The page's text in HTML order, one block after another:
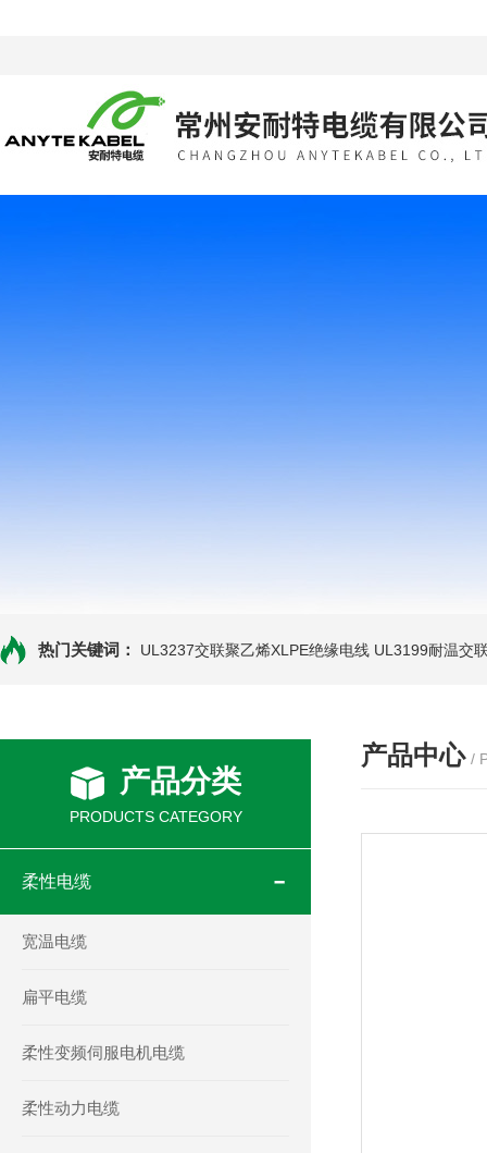
热门关键词： UL3237交联聚乙烯XLPE绝缘电线 UL3199耐温交
产品分类
PRODUCTS CATEGORY
柔性电缆
宽温电缆
扁平电缆
柔性变频伺服电机电缆
柔性动力电缆
产品中心 /